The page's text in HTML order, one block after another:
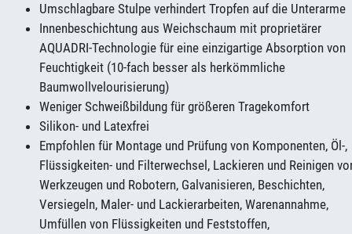
Umschlagbare Stulpe verhindert Tropfen auf die Unterarme
Innenbeschichtung aus Weichschaum mit proprietärer
AQUADRI-Technologie für eine einzigartige Absorption von
Feuchtigkeit (10-fach besser als herkömmliche
Baumwollvelourisierung)
Weniger Schweißbildung für größeren Tragekomfort
Silikon- und Latexfrei
Empfohlen für Montage und Prüfung von Komponenten, Öl-,
Flüssigkeiten- und Filterwechsel, Lackieren und Reinigen
Werkzeugen und Robotern, Galvanisieren, Beschichten,
Versiegeln, Maler- und Lackierarbeiten, Warenannahme,
Umfüllen von Flüssigkeiten und Feststoffen,